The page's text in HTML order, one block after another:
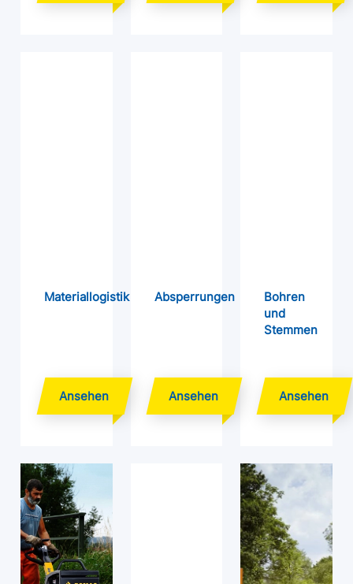
Materiallogistik Absperrungen
Bohren
und
Stemmen